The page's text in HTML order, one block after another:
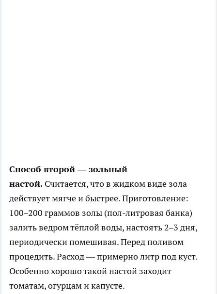
Способ второй — зольный
настой. Считается, что в жидком виде зола
действует мягче и быстрее. Приготовление:
100–200 граммов золы (пол-литровая банка)
залить ведром тёплой воды, настоять 2–3 дня,
периодически помешивая. Перед поливом
процедить. Расход — примерно литр под куст.
Особенно хорошо такой настой заходит
томатам, огурцам и капусте.